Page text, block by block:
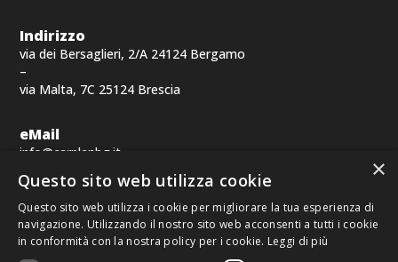
Indirizzo
via dei Bersaglieri, 2/A 24124 Bergamo
–
via Malta, 7C 25124 Brescia
eMail
info@carplanbg.it
Per richieste commerciali
+39 030 223909
×
Questo sito web utilizza cookie
Questo sito web utilizza i cookie per migliorare la tua esperienza di
navigazione. Utilizzando il nostro sito web acconsenti a tutti i cookie
in conformità con la nostra policy per i cookie. Leggi di più